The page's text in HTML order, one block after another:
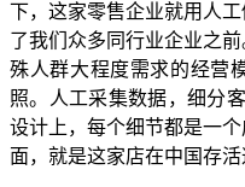
下，这家零售企业就用人
了我们众多同行业企业之
殊人群大程度需求的经营
照。人工采集数据，细分
设计上，每个细节都是一
面，就是这家店在中国存活